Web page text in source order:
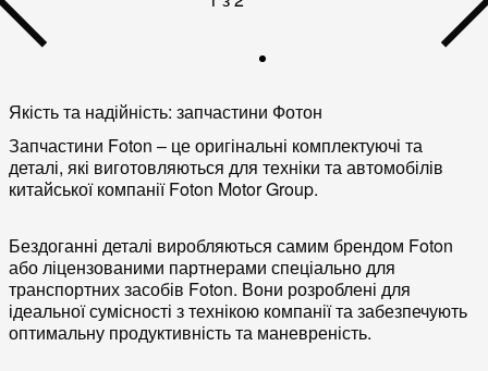
Якість та надійність: запчастини Фотон
Запчастини Foton – це оригінальні комплектуючі та
деталі, які виготовляються для техніки та автомобілів
китайської компанії Foton Motor Group.
Бездоганні деталі виробляються самим брендом Foton
або ліцензованими партнерами спеціально для
транспортних засобів Foton. Вони розроблені для
ідеальної сумісності з технікою компанії та забезпечують
оптимальну продуктивність та маневреність.